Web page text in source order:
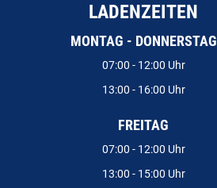
LADENZEITEN
MONTAG - DONNERSTAG
07:00 - 12:00 Uhr
13:00 - 16:00 Uhr
FREITAG
07:00 - 12:00 Uhr
13:00 - 15:00 Uhr